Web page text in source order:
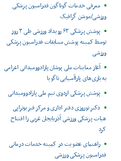
معرفی خدمات گوناگون فدراسیون پزشکی
ورزشی/موشن گرافیک
پوشش پزشکی ۶۳ رویداد ورزشی طی ۳ روز
توسط کمیته پوشش مسابقات فدراسیون پزشکی
ورزشی
آغاز معاینات ملی پوشان پارادوومیدانی اعزامی
به بازی‌های پاراآسیایی ناگویا
پوشش پزشکی اردوی تیم ملی پارادوومیدانی
دکتر نوروزی دفتر اداری و مرکز فیزیوتراپی
هیات پزشکی ورزشی آذربایجان غربی را افتتاح
کرد
راهنمای عضویت در کمیته خدمات درمانی
فدراسیون پزشکی ورزشی